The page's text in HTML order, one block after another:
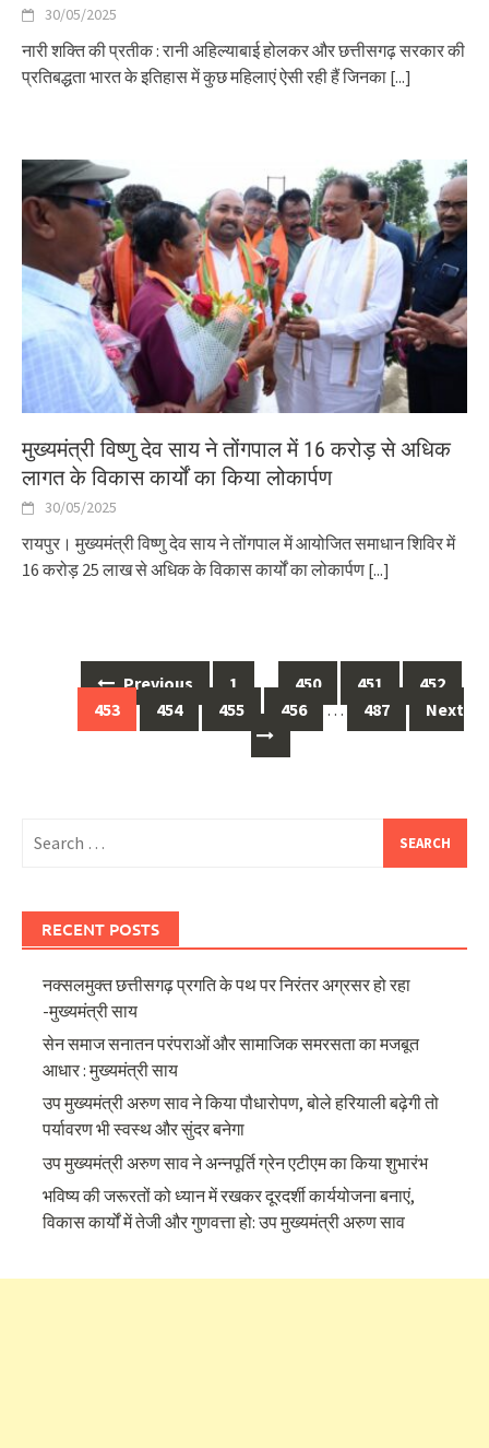
30/05/2025
नारी शक्ति की प्रतीक : रानी अहिल्याबाई होलकर और छत्तीसगढ़ सरकार की
प्रतिबद्धता भारत के इतिहास में कुछ महिलाएं ऐसी रही हैं जिनका [...]
मुख्यमंत्री विष्णु देव साय ने तोंगपाल में 16 करोड़ से अधिक
लागत के विकास कार्यों का किया लोकार्पण
30/05/2025
रायपुर। मुख्यमंत्री विष्णु देव साय ने तोंगपाल में आयोजित समाधान शिविर में
16 करोड़ 25 लाख से अधिक के विकास कार्यों का लोकार्पण [...]
navigation
Previous 1 … 450 451
452
453
454 455 456 … 487 Next
for:
RECENT POSTS
नक्सलमुक्त छत्तीसगढ़ प्रगति के पथ पर निरंतर अग्रसर हो रहा
-मुख्यमंत्री साय
सेन समाज सनातन परंपराओं और सामाजिक समरसता का मजबूत
आधार : मुख्यमंत्री साय
उप मुख्यमंत्री अरुण साव ने किया पौधारोपण, बोले हरियाली बढ़ेगी तो
पर्यावरण भी स्वस्थ और सुंदर बनेगा
उप मुख्यमंत्री अरुण साव ने अन्नपूर्ति ग्रेन एटीएम का किया शुभारंभ
भविष्य की जरूरतों को ध्यान में रखकर दूरदर्शी कार्ययोजना बनाएं,
विकास कार्यों में तेजी और गुणवत्ता हो: उप मुख्यमंत्री अरुण साव